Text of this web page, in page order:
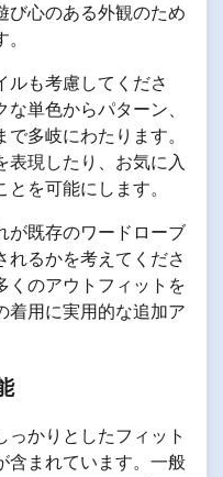
び心のある外観のため
ルも考慮してくださ
単色からパターン、
多岐にわたります。
表現したり、お気に入
を可能にします。
が既存のワードローブ
れるかを考えてくださ
くのアウトフィットを
着用に実用的な追加ア
っかりとしたフィット
含まれています。一般